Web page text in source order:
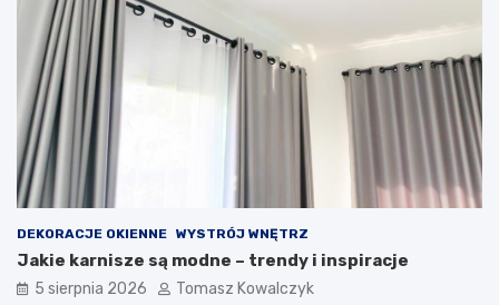
DEKORACJE OKIENNE WYSTRÓJ WNĘTRZ
Jakie karnisze są modne – trendy i inspiracje
5 sierpnia 2026 Tomasz Kowalczyk